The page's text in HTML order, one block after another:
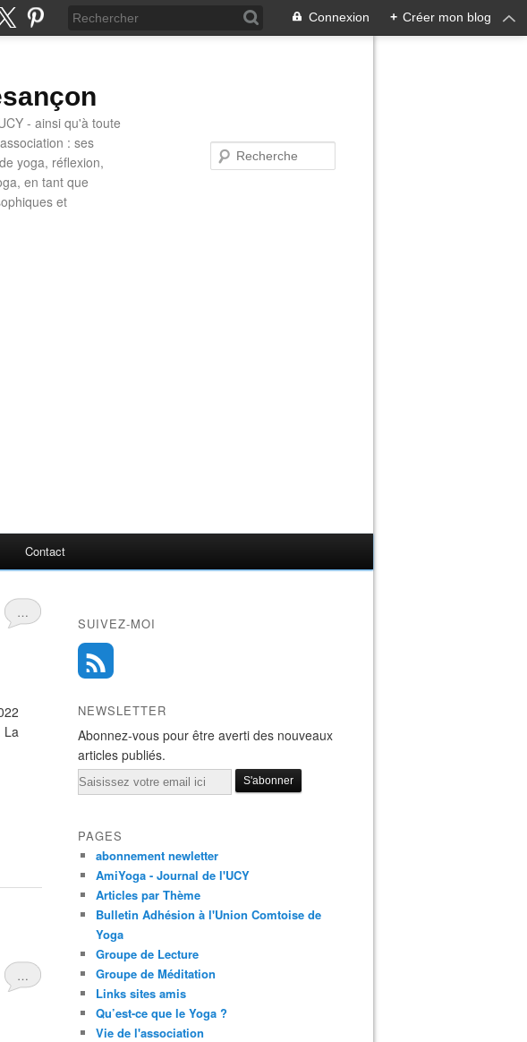
Connexion + Créer mon blog
- ainsi qu'à toute
: ses
yoga, réflexion,
en tant que
et
Contact
…
La
…
SUIVEZ-MOI
NEWSLETTER
Abonnez-vous pour être averti des nouveaux
articles publiés.
Email
PAGES
abonnement newletter
AmiYoga - Journal de l'UCY
Articles par Thème
Bulletin Adhésion à l'Union Comtoise de
Yoga
Groupe de Lecture
Groupe de Méditation
Links sites amis
Qu’est-ce que le Yoga ?
Vie de l'association